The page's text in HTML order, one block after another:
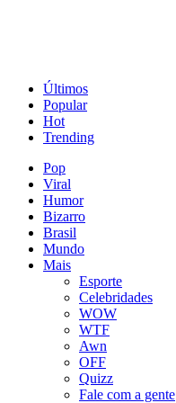
Últimos
Popular
Hot
Trending
Pop
Viral
Humor
Bizarro
Brasil
Mundo
Mais
Esporte
Celebridades
WOW
WTF
Awn
OFF
Quizz
Fale com a gente